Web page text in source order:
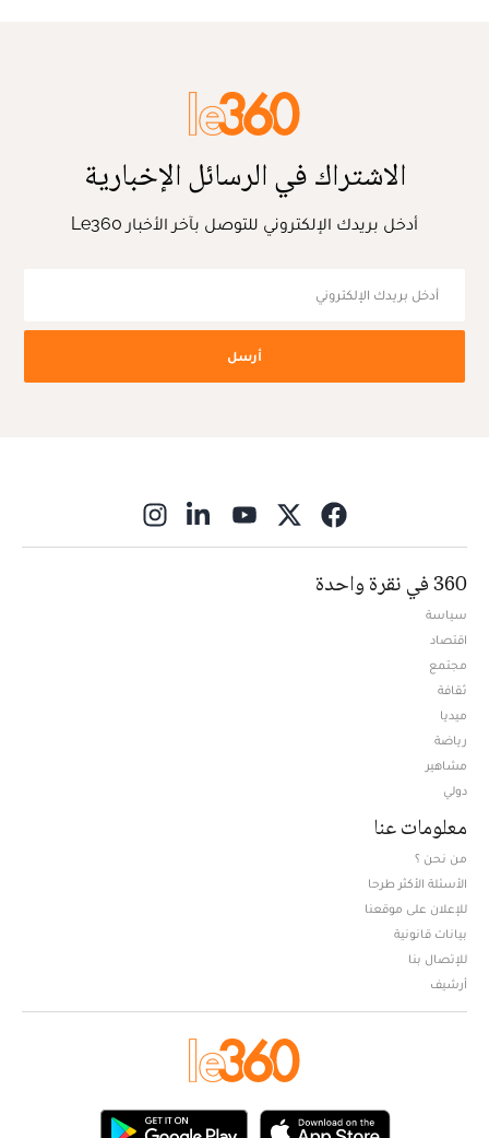
الاشتراك في الرسائل الإخبارية
أدخل بريدك الإلكتروني للتوصل بآخر الأخبار Le360
أرسل
360 في نقرة واحدة
سياسة
اقتصاد
مجتمع
ثقافة
ميديا
رياضة
مشاهير
دولي
معلومات عنا
من نحن ؟
الأسئلة الأكثر طرحا
للإعلان على موقعنا
بيانات قانونية
للإتصال بنا
أرشيف